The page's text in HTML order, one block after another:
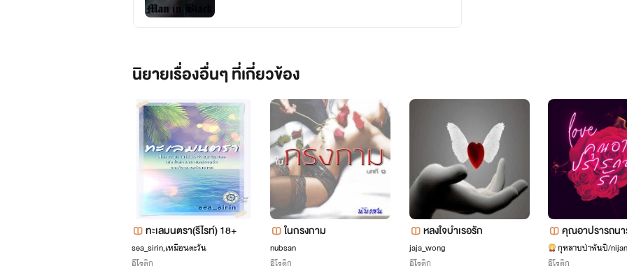
นิยายเรื่องอื่นๆ ที่เกี่ยวข้อง
ทะเลมนตรา(รีไรท์) 18+
sea_sirin,เหมือนตะวัน
อีโรติก
ในกรงกาม
nubsan
อีโรติก
หลงใจบำเรอรัก
jaja_wong
อีโรติก
คุณอาปรารถน
บแล้ว)
กุหลาบป่าพันปี/
อีโรติก